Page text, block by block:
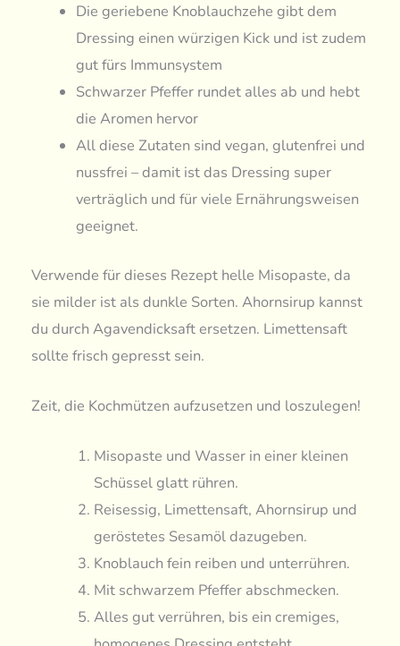
Die geriebene Knoblauchzehe gibt dem
Dressing einen würzigen Kick und ist zudem
gut fürs Immunsystem
Schwarzer Pfeffer rundet alles ab und hebt
die Aromen hervor
All diese Zutaten sind vegan, glutenfrei und
nussfrei – damit ist das Dressing super
verträglich und für viele Ernährungsweisen
geeignet.
Verwende für dieses Rezept helle Misopaste, da
sie milder ist als dunkle Sorten. Ahornsirup kannst
du durch Agavendicksaft ersetzen. Limettensaft
sollte frisch gepresst sein.
Zeit, die Kochmützen aufzusetzen und loszulegen!
Misopaste und Wasser in einer kleinen
Schüssel glatt rühren.
Reisessig, Limettensaft, Ahornsirup und
geröstetes Sesamöl dazugeben.
Knoblauch fein reiben und unterrühren.
Mit schwarzem Pfeffer abschmecken.
Alles gut verrühren, bis ein cremiges,